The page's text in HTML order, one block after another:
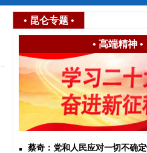
• 昆仑专题 •
• 高端精神•
蔡奇：党和人民应对一切不确